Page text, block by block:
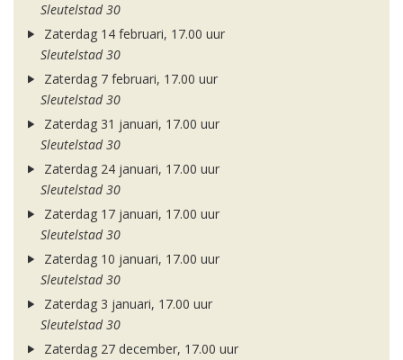
Sleutelstad 30
Zaterdag 14 februari, 17.00 uur
Sleutelstad 30
Zaterdag 7 februari, 17.00 uur
Sleutelstad 30
Zaterdag 31 januari, 17.00 uur
Sleutelstad 30
Zaterdag 24 januari, 17.00 uur
Sleutelstad 30
Zaterdag 17 januari, 17.00 uur
Sleutelstad 30
Zaterdag 10 januari, 17.00 uur
Sleutelstad 30
Zaterdag 3 januari, 17.00 uur
Sleutelstad 30
Zaterdag 27 december, 17.00 uur